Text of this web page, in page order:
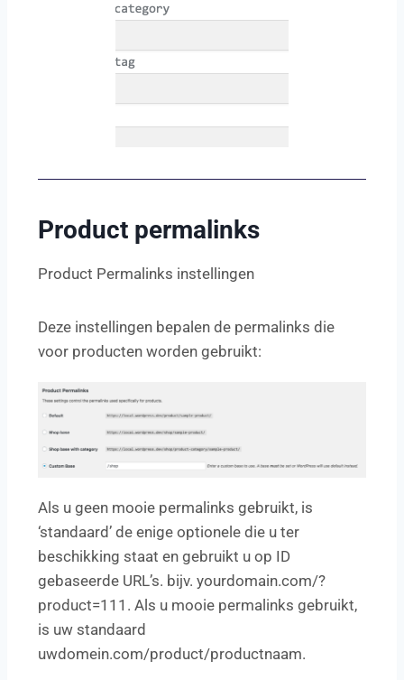
Product permalinks
Product Permalinks instellingen
Deze instellingen bepalen de permalinks die
voor producten worden gebruikt:
Als u geen mooie permalinks gebruikt, is
‘standaard’ de enige optionele die u ter
beschikking staat en gebruikt u op ID
gebaseerde URL’s. bijv. yourdomain.com/?
product=111. Als u mooie permalinks gebruikt,
is uw standaard
uwdomein.com/product/productnaam.